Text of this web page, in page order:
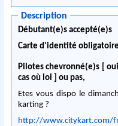
Description
Débutant(e)s accepté(e)s
Carte d'identité
Pilotes chevronné(e)s [
cas où lol ] ou pas,
Etes vous dispo le
karting ?
http://www.citykart.com/